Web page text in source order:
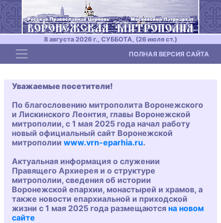
8 августа 2026 г., СУББОТА, (26 июля ст.)
Toggle navigation ПОЛНАЯ ВЕРСИЯ САЙТА
Уважаемые посетители!
По благословению митрополита Воронежского
и Лискинского Леонтия, главы Воронежской
митрополии, с 1 мая 2025 года начал работу
новый официальный сайт Воронежской
митрополии www.vrn-eparhia.ru.
Актуальная информация о служении
Правящего Архиерея и о структуре
митрополии, сведения об истории
Воронежской епархии, монастырей и храмов, а
также новости епархиальной и приходской
жизни с 1 мая 2025 года размещаются на новом
сайте